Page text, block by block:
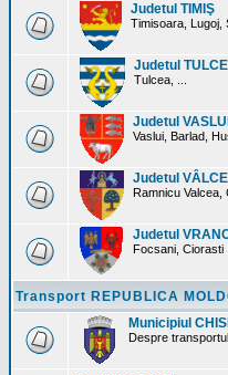
Judetul TIMIŞ
Timisoara, Lugoj,
Judetul
Tulcea, ...
Judetul VASLUI
Vaslui, Barlad,
Judetul
Ramnicu Valcea,
Judetul
Focsani, Ciorasti
Transport REPUBLICA
Municipiul
Despre